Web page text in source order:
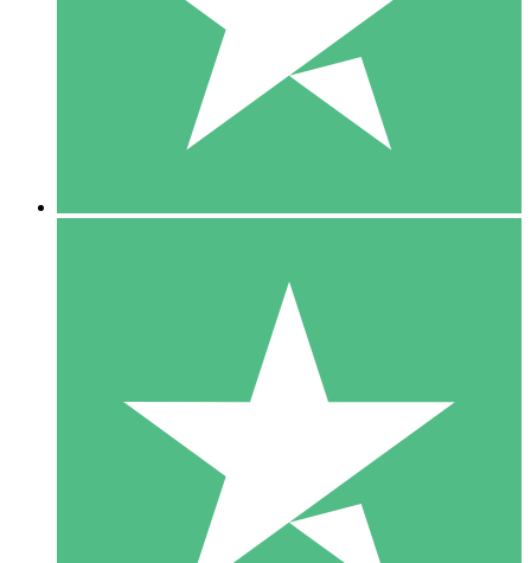
1 Download
10
US$1500
10 Download
20